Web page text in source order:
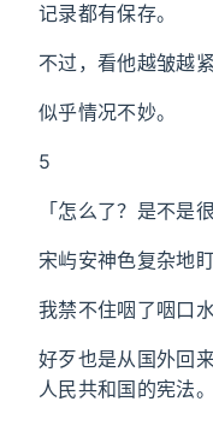
记录都有保存。
不过，看他越皱越
似乎情况不妙。
5
「怎么了？是不是
宋屿安神色复杂地盯
我禁不住咽了咽口
好歹也是从国外回
人民共和国的宪法。